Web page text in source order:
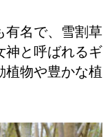
有名で、雪割草
神と呼ばれるギ
植物や豊かな植